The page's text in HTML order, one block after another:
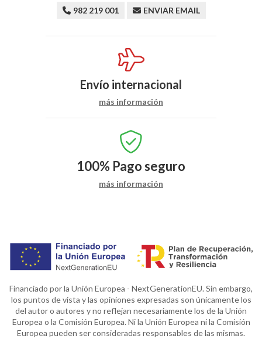
982 219 001 ENVIAR EMAIL
Envío internacional
más información
100% Pago seguro
más información
Financiado por la Unión Europea - NextGenerationEU. Sin embargo,
los puntos de vista y las opiniones expresadas son únicamente los
del autor o autores y no reflejan necesariamente los de la Unión
Europea o la Comisión Europea. Ni la Unión Europea ni la Comisión
Europea pueden ser consideradas responsables de las mismas.